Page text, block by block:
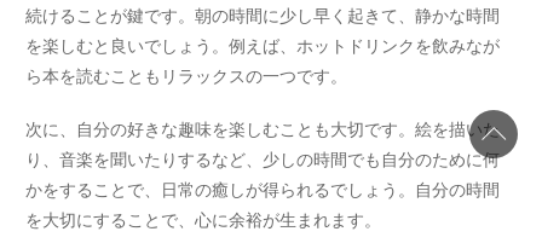
続けることが鍵です。朝の時間に少し早く起きて、静かな時間
を楽しむと良いでしょう。例えば、ホットドリンクを飲みなが
ら本を読むこともリラックスの一つです。
次に、自分の好きな趣味を楽しむことも大切です。絵を描いた
り、音楽を聞いたりするなど、少しの時間でも自分のために何
かをすることで、日常の癒しが得られるでしょう。自分の時間
を大切にすることで、心に余裕が生まれます。